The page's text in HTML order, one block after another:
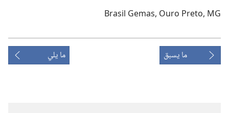
Brasil Gemas,‎ Ouro Preto,‎ MG
ما يسبق ما يلي